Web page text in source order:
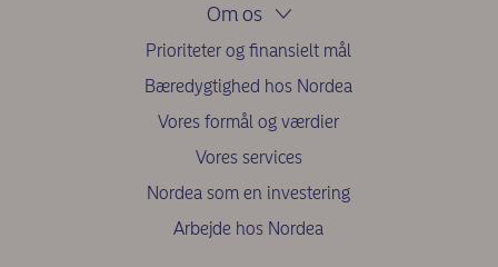
Om os
Prioriteter og finansielt mål
Bæredygtighed hos Nordea
Vores formål og værdier
Vores services
Nordea som en investering
Arbejde hos Nordea